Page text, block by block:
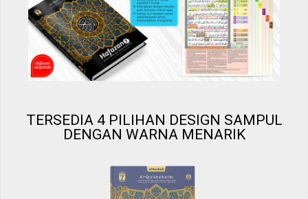
TERSEDIA 4 PILIHAN DESIGN SAMPUL
DENGAN WARNA MENARIK